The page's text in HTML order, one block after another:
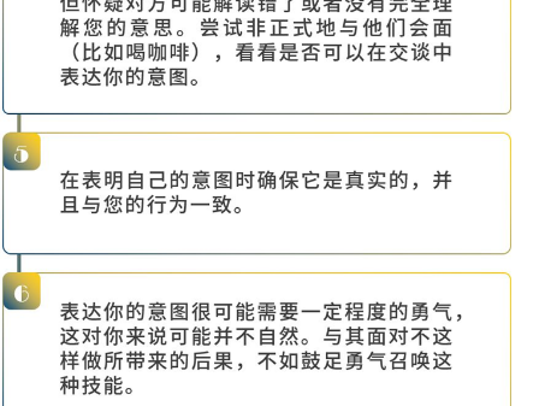
的。 ” 确保你希望人
越不清楚，你就越要